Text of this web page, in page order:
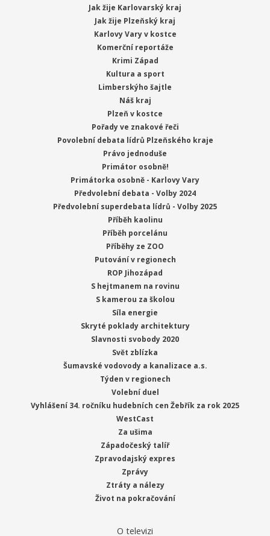
Jak žije Karlovarský kraj
Jak žije Plzeňský kraj
Karlovy Vary v kostce
Komerční reportáže
Krimi Západ
Kultura a sport
Limberskýho šajtle
Náš kraj
Plzeň v kostce
Pořady ve znakové řeči
Povolební debata lídrů Plzeňského kraje
Právo jednoduše
Primátor osobně!
Primátorka osobně - Karlovy Vary
Předvolební debata - Volby 2024
Předvolební superdebata lídrů - Volby 2025
Příběh kaolinu
Příběh porcelánu
Příběhy ze ZOO
Putování v regionech
ROP Jihozápad
S hejtmanem na rovinu
S kamerou za školou
Síla energie
Skryté poklady architektury
Slavnosti svobody 2020
Svět zblízka
Šumavské vodovody a kanalizace a.s.
Týden v regionech
Volební duel
Vyhlášení 34. ročníku hudebních cen Žebřík za rok 2025
WestCast
Za ušima
Západočeský talíř
Zpravodajský expres
Zprávy
Ztráty a nálezy
Život na pokračování
O televizi